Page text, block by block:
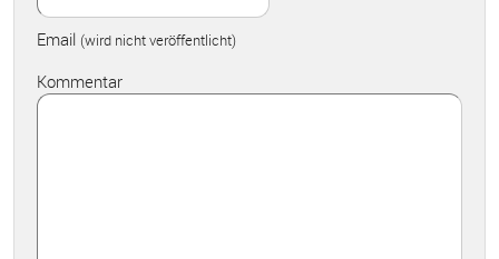
Email (wird nicht veröffentlicht)
Kommentar